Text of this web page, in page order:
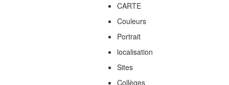
CARTE
Couleurs
Portrait
localisation
Sites
Collèges